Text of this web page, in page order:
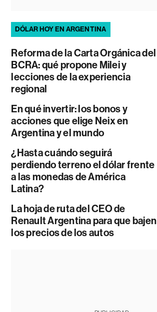
DÓLAR HOY EN ARGENTINA
Reforma de la Carta Orgánica del
BCRA: qué propone Milei y
lecciones de la experiencia
regional
En qué invertir: los bonos y
acciones que elige Neix en
Argentina y el mundo
¿Hasta cuándo seguirá
perdiendo terreno el dólar frente
a las monedas de América
Latina?
La hoja de ruta del CEO de
Renault Argentina para que bajen
los precios de los autos